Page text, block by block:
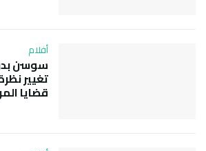
أفلام
سوسن
تغيير
قضايا